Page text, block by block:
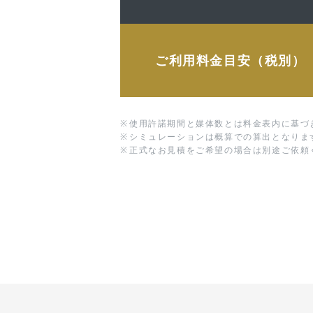
ご利用料金目安（税別）
※ 使用許諾期間と媒体数とは料金表内に基づ
※ シミュレーションは概算での算出となりま
※ 正式なお見積をご希望の場合は別途ご依頼